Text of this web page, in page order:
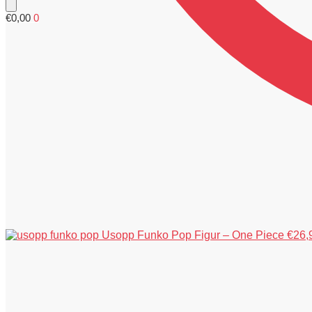
€0,00 0
Usopp Funko Pop Figur – One Piece €